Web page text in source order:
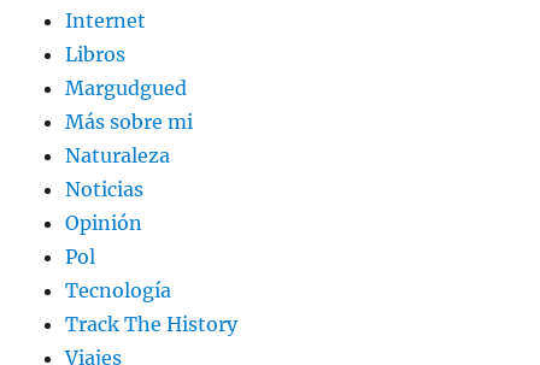
Internet
Libros
Margudgued
Más sobre mi
Naturaleza
Noticias
Opinión
Pol
Tecnología
Track The History
Viajes